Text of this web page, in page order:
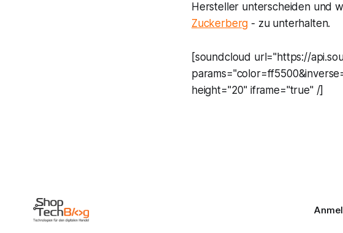
Hersteller unterscheiden und
Zuckerberg - zu unterhalten.
[soundcloud url="https://
height="20" iframe="true" /]